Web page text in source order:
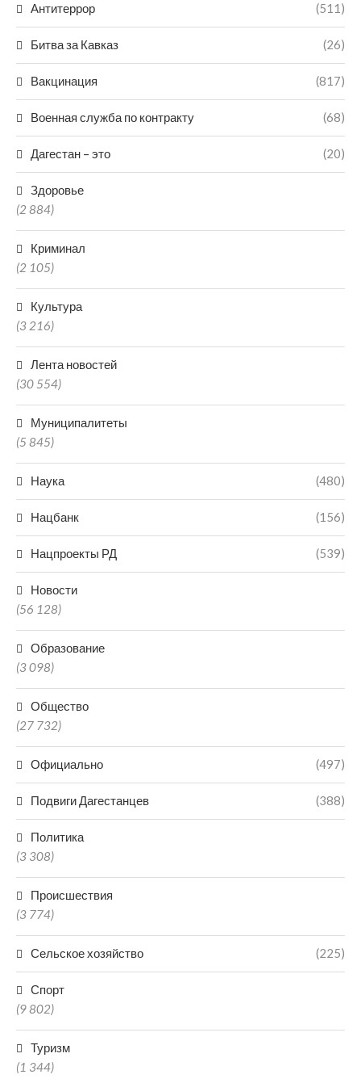
Антитеррор (511)
Битва за Кавказ (26)
Вакцинация (817)
Военная служба по контракту (68)
Дагестан – это (20)
Здоровье
(2 884)
Криминал
(2 105)
Культура
(3 216)
Лента новостей
(30 554)
Муниципалитеты
(5 845)
Наука (480)
Нацбанк (156)
Нацпроекты РД (539)
Новости
(56 128)
Образование
(3 098)
Общество
(27 732)
Официально (497)
Подвиги Дагестанцев (388)
Политика
(3 308)
Происшествия
(3 774)
Сельское хозяйство (225)
Спорт
(9 802)
Туризм
(1 344)